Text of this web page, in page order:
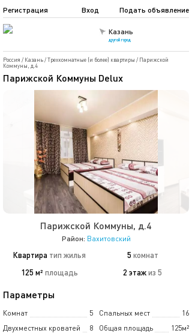
Казань
другой город
Подать объявление
Регистрация Вход
Россия / Казань/Трехкомнатные (и более) квартиры / Парижской
Коммуны, д.4
Парижской Коммуны Delux
Парижской Коммуны, д.4
Район: Вахитовский
Квартира тип жилья 5 комнат
125 м² площадь 2 этажиз 5
Параметры
Комнат 5 Спальных мест
16
Двухместных кроватей
8 Общая площадь 125м²